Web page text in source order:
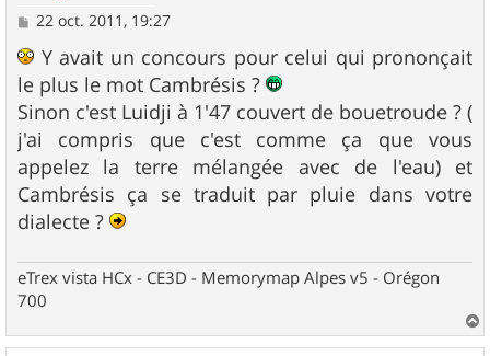
M
s
a
g
e
22 oct. 2011, 19:27
Y avait un concours pour celui qui prononçait
le plus le mot Cambrésis ?
Sinon c'est Luidji à 1'47 couvert de bouetroude ? (
j'ai compris que c'est comme ça que vous
appelez la terre mélangée avec de l'eau) et
Cambrésis ça se traduit par pluie dans votre
dialecte ?
eTrex vista HCx - CE3D - Memorymap Alpes v5 - Orégon
700
a